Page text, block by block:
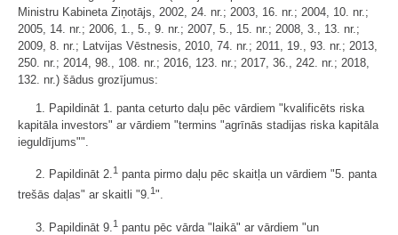
Ministru Kabineta Ziņotājs, 2002, 24. nr.; 2003, 16. nr.; 2004, 10. nr.;
2005, 14. nr.; 2006, 1., 5., 9. nr.; 2007, 5., 15. nr.; 2008, 3., 13. nr.;
2009, 8. nr.; Latvijas Vēstnesis, 2010, 74. nr.; 2011, 19., 93. nr.; 2013,
250. nr.; 2014, 98., 108. nr.; 2016, 123. nr.; 2017, 36., 242. nr.; 2018,
132. nr.) šādus grozījumus:
1. Papildināt 1. panta ceturto daļu pēc vārdiem "kvalificēts riska
kapitāla investors" ar vārdiem "termins "agrīnās stadijas riska kapitāla
ieguldījums"".
2. Papildināt 2.1 panta pirmo daļu pēc skaitļa un vārdiem "5. panta
trešās daļas" ar skaitli "9.1 ".
3. Papildināt 9. 1 pantu pēc vārda "laikā" ar vārdiem "un